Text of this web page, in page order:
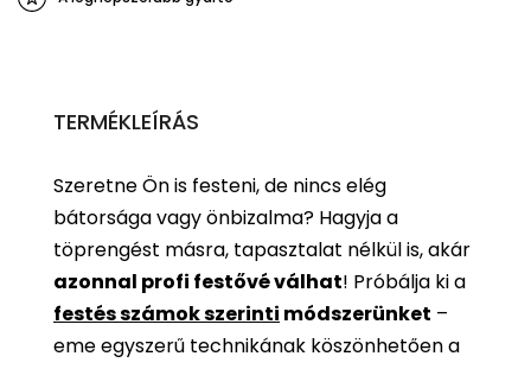
TERMÉKLEÍRÁS
Szeretne Ön is festeni, de nincs elég
bátorsága vagy önbizalma? Hagyja a
töprengést másra, tapasztalat nélkül is, akár
azonnal profi festővé válhat! Próbálja ki a
festés számok szerinti módszerünket –
eme egyszerű technikának köszönhetően a